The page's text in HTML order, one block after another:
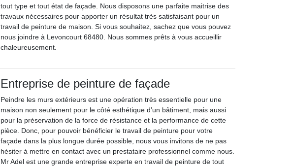
tout type et tout état de façade. Nous disposons une parfaite maitrise des
travaux nécessaires pour apporter un résultat très satisfaisant pour un
travail de peinture de maison. Si vous souhaitez, sachez que vous pouvez
nous joindre à Levoncourt 68480. Nous sommes prêts à vous accueillir
chaleureusement.
Entreprise de peinture de façade
Peindre les murs extérieurs est une opération très essentielle pour une
maison non seulement pour le côté esthétique d’un bâtiment, mais aussi
pour la préservation de la force de résistance et la performance de cette
pièce. Donc, pour pouvoir bénéficier le travail de peinture pour votre
façade dans la plus longue durée possible, nous vous invitons de ne pas
hésiter à mettre en contact avec un prestataire professionnel comme nous.
Mr Adel est une grande entreprise experte en travail de peinture de tout